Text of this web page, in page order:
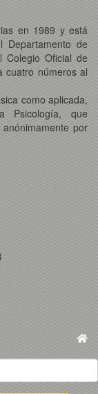
en 1989 y está
de
Colegio Oficial de
cuatro números al
como aplicada,
Psicología, que
por